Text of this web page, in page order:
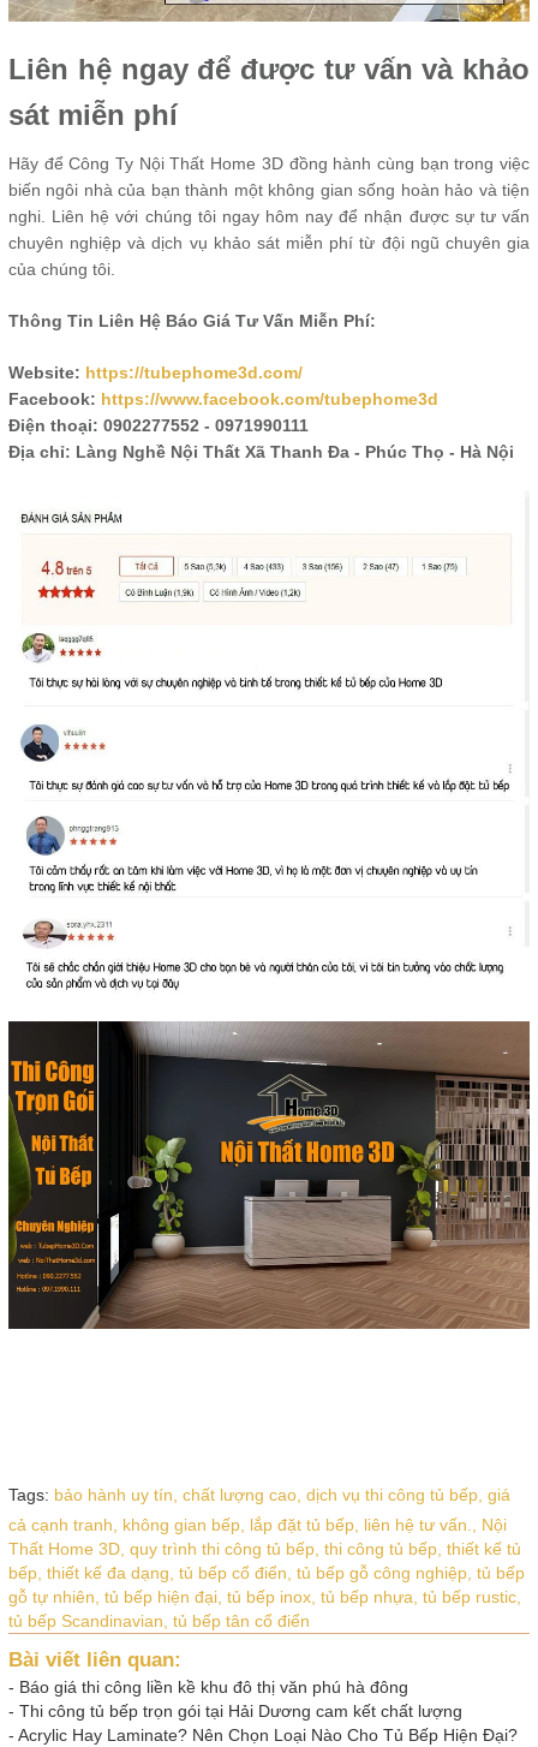
Liên hệ ngay để được tư vấn và khảo
sát miễn phí
Hãy để Công Ty Nội Thất Home 3D đồng hành cùng bạn trong việc
biến ngôi nhà của bạn thành một không gian sống hoàn hảo và tiện
nghi. Liên hệ với chúng tôi ngay hôm nay để nhận được sự tư vấn
chuyên nghiệp và dịch vụ khảo sát miễn phí từ đội ngũ chuyên gia
của chúng tôi.
Thông Tin Liên Hệ Báo Giá Tư Vấn Miễn Phí:
Website: https://tubephome3d.com/
Facebook: https://www.facebook.com/tubephome3d
Điện thoại: 0902277552 - 0971990111
Địa chỉ: Làng Nghề Nội Thất Xã Thanh Đa - Phúc Thọ - Hà Nội
Tags: bảo hành uy tín, chất lượng cao, dịch vụ thi công tủ bếp, giá
cả cạnh tranh, không gian bếp, lắp đặt tủ bếp, liên hệ tư vấn., Nội
Thất Home 3D, quy trình thi công tủ bếp, thi công tủ bếp, thiết kế tủ
bếp, thiết kế đa dạng, tủ bếp cổ điển, tủ bếp gỗ công nghiệp, tủ bếp
gỗ tự nhiên, tủ bếp hiện đại, tủ bếp inox, tủ bếp nhựa, tủ bếp rustic,
tủ bếp Scandinavian, tủ bếp tân cổ điển
Bài viết liên quan:
- Báo giá thi công liền kề khu đô thị văn phú hà đông
- Thi công tủ bếp trọn gói tại Hải Dương cam kết chất lượng
- Acrylic Hay Laminate? Nên Chọn Loại Nào Cho Tủ Bếp Hiện Đại?